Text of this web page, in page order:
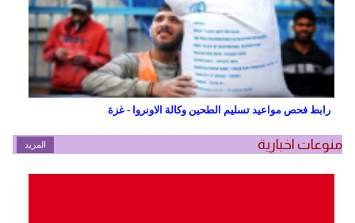
رابط فحص مواعيد تسليم الطحين وكالة الاونروا - غزة
منوعات اخبارية المزيد